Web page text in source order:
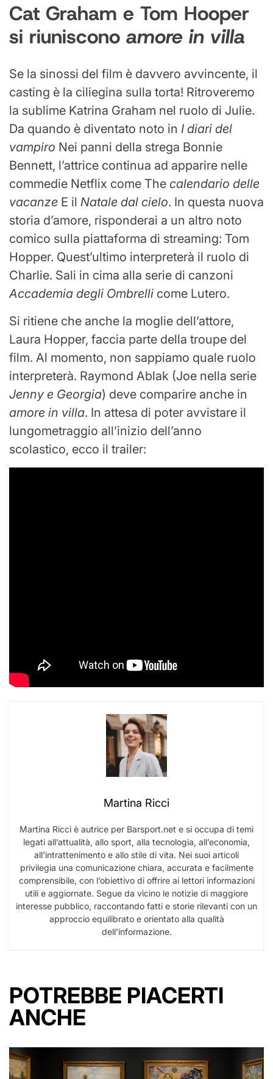
Cat Graham e Tom Hooper
si riuniscono amore in villa
Se la sinossi del film è davvero avvincente, il
casting è la ciliegina sulla torta! Ritroveremo
la sublime Katrina Graham nel ruolo di Julie.
Da quando è diventato noto in I diari del
vampiro Nei panni della strega Bonnie
Bennett, l’attrice continua ad apparire nelle
commedie Netflix come The calendario delle
vacanze E il Natale dal cielo. In questa nuova
storia d’amore, risponderai a un altro noto
comico sulla piattaforma di streaming: Tom
Hopper. Quest’ultimo interpreterà il ruolo di
Charlie. Sali in cima alla serie di canzoni
Accademia degli Ombrelli come Lutero.
Si ritiene che anche la moglie dell’attore,
Laura Hopper, faccia parte della troupe del
film. Al momento, non sappiamo quale ruolo
interpreterà. Raymond Ablak (Joe nella serie
Jenny e Georgia) deve comparire anche in
amore in villa. In attesa di poter avvistare il
lungometraggio all’inizio dell’anno
scolastico, ecco il trailer:
Martina Ricci
Martina Ricci è autrice per Barsport.net e si occupa di temi
legati all’attualità, allo sport, alla tecnologia, all’economia,
all’intrattenimento e allo stile di vita. Nei suoi articoli
privilegia una comunicazione chiara, accurata e facilmente
comprensibile, con l’obiettivo di offrire ai lettori informazioni
utili e aggiornate. Segue da vicino le notizie di maggiore
interesse pubblico, raccontando fatti e storie rilevanti con un
approccio equilibrato e orientato alla qualità
dell’informazione.
POTREBBE PIACERTI
ANCHE